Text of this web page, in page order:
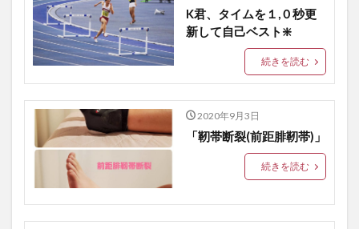
K君、タイムを１,０秒更
新して自己ベスト❇️
続きを読む
2020年9月3日
「靭帯断裂(前距腓靭帯)」
続きを読む